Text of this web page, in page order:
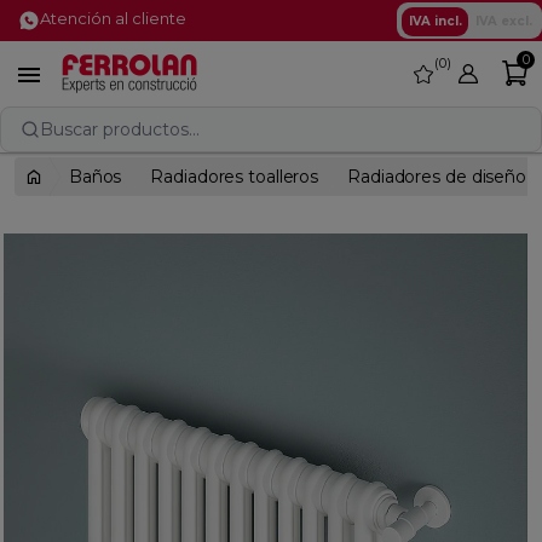
Atención al cliente IVA incl.
 favorite
0 0
Buscar productos...
Baños Radiadores toalleros Radiadores de diseño